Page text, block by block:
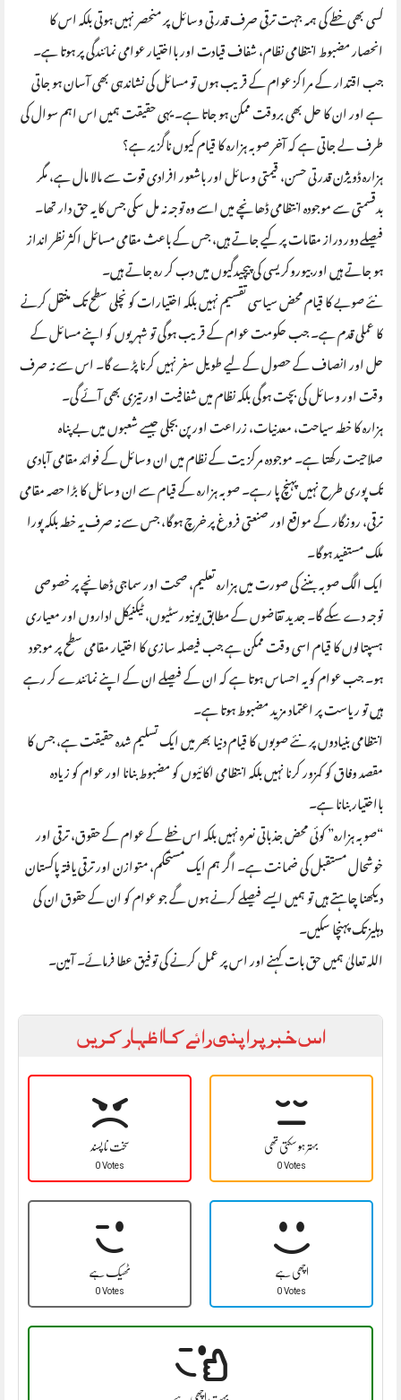
کسی بھی خطے کی ہمہ جہت ترقی صرف قدرتی وسائل پر منحصر نہیں ہوتی بلکہ اس کا
انحصار مضبوط انتظامی نظام، شفاف قیادت اور بااختیار عوامی نمائندگی پر ہوتا ہے۔
جب اقتدار کے مراکز عوام کے قریب ہوں تو مسائل کی نشاندہی بھی آسان ہو جاتی
ہے اور ان کا حل بھی بروقت ممکن ہو جاتا ہے۔ یہی حقیقت ہمیں اس اہم سوال کی
طرف لے جاتی ہے کہ آخر صوبہ ہزارہ کا قیام کیوں ناگزیر ہے؟
ہزارہ ڈویژن قدرتی حسن، قیمتی وسائل اور باشعور افرادی قوت سے مالا مال ہے، مگر
بدقسمتی سے موجودہ انتظامی ڈھانچے میں اسے وہ توجہ نہ مل سکی جس کا یہ حق دار تھا۔
فیصلے دور دراز مقامات پر کیے جاتے ہیں، جس کے باعث مقامی مسائل اکثر نظر انداز
ہو جاتے ہیں اور بیوروکریسی کی پیچیدگیوں میں دب کر رہ جاتے ہیں۔
نئے صوبے کا قیام محض سیاسی تقسیم نہیں بلکہ اختیارات کو نچلی سطح تک منتقل کرنے
کا عملی قدم ہے۔ جب حکومت عوام کے قریب ہوگی تو شہریوں کو اپنے مسائل کے
حل اور انصاف کے حصول کے لیے طویل سفر نہیں کرنا پڑے گا۔ اس سے نہ صرف
وقت اور وسائل کی بچت ہوگی بلکہ نظام میں شفافیت اور تیزی بھی آئے گی۔
ہزارہ کا خطہ سیاحت، معدنیات، زراعت اور پن بجلی جیسے شعبوں میں بے پناہ
صلاحیت رکھتا ہے۔ موجودہ مرکزیت کے نظام میں ان وسائل کے فوائد مقامی آبادی
تک پوری طرح نہیں پہنچ پا رہے۔ صوبہ ہزارہ کے قیام سے ان وسائل کا بڑا حصہ مقامی
ترقی، روزگار کے مواقع اور صنعتی فروغ پر خرچ ہوگا، جس سے نہ صرف یہ خطہ بلکہ پورا
ملک مستفید ہوگا۔
ایک الگ صوبہ بننے کی صورت میں ہزارہ تعلیم، صحت اور سماجی ڈھانچے پر خصوصی
توجہ دے سکے گا۔ جدید تقاضوں کے مطابق یونیورسٹیوں، ٹیکنیکل اداروں اور معیاری
ہسپتالوں کا قیام اسی وقت ممکن ہے جب فیصلہ سازی کا اختیار مقامی سطح پر موجود
ہو۔ جب عوام کو یہ احساس ہوتا ہے کہ ان کے فیصلے ان کے اپنے نمائندے کر رہے
ہیں تو ریاست پر اعتماد مزید مضبوط ہوتا ہے۔
انتظامی بنیادوں پر نئے صوبوں کا قیام دنیا بھر میں ایک تسلیم شدہ حقیقت ہے، جس کا
مقصد وفاق کو کمزور کرنا نہیں بلکہ انتظامی اکائیوں کو مضبوط بنانا اور عوام کو زیادہ
بااختیار بنانا ہے۔
“صوبہ ہزارہ” کوئی محض جذباتی نعرہ نہیں بلکہ اس خطے کے عوام کے حقوق، ترقی اور
خوشحال مستقبل کی ضمانت ہے۔ اگر ہم ایک مستحکم، متوازن اور ترقی یافتہ پاکستان
دیکھنا چاہتے ہیں تو ہمیں ایسے فیصلے کرنے ہوں گے جو عوام کو ان کے حقوق ان کی
دہلیز تک پہنچا سکیں۔
اللہ تعالیٰ ہمیں حق بات کہنے اور اس پر عمل کرنے کی توفیق عطا فرمائے۔ آمین۔
اس خبر پر اپنی رائے کا اظہار کریں
سخت نا پسند
0 Votes
بہتر ہو سکتی تھی
0 Votes
ٹھیک ہے
0 Votes
اچھی ہے
0 Votes
بہت اچھی ہے